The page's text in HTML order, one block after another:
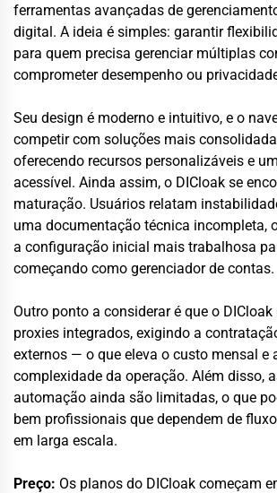
ferramentas avançadas de
digital. A ideia é simples: garantir
para quem precisa gerenciar múltiplas
comprometer desempenho ou
Seu design é moderno e intuitivo, e o
competir com soluções mais
oferecendo recursos personalizáveis e
acessível. Ainda assim, o DICloak se
maturação. Usuários relatam
uma documentação técnica incompleta,
a configuração inicial mais trabalhosa
começando como gerenciador de contas.
Outro ponto a considerar é que o
proxies integrados, exigindo a
externos — o que eleva o custo mensal e
complexidade da operação. Além disso,
automação ainda são limitadas, o que
bem profissionais que dependem de
em larga escala.
Preço: Os planos do DICloak começam